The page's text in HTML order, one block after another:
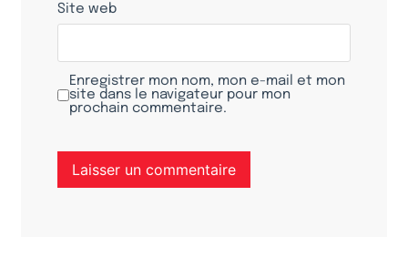
Site web
Enregistrer mon nom, mon e-mail et mon
site dans le navigateur pour mon
prochain commentaire.